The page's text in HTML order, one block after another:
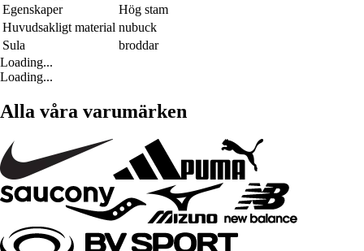
Egenskaper
Hög stam
Huvudsakligt material nubuck
Sula
broddar
Loading...
Loading...
Alla våra varumärken